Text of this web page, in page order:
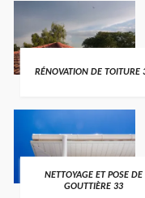
RÉNOVATION DE TOITURE
NETTOYAGE ET POSE DE
GOUTTIÈRE 33